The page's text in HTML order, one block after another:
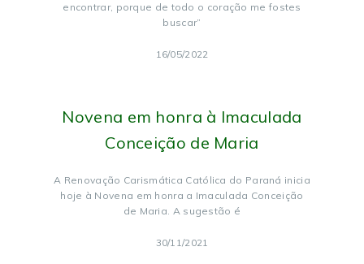
encontrar, porque de todo o coração me fostes
buscar”
16/05/2022
Novena em honra à Imaculada
Conceição de Maria
A Renovação Carismática Católica do Paraná inicia
hoje à Novena em honra a Imaculada Conceição
de Maria. A sugestão é
30/11/2021